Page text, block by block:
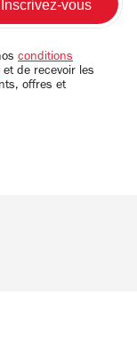
conditions
et de recevoir les
offres et